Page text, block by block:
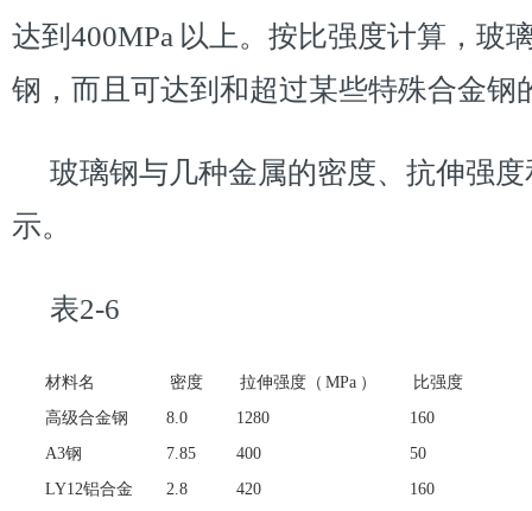
达到400MPa 以上。按比强度计算，玻
钢，而且可达到和超过某些特殊合金钢
玻璃钢与几种金属的密度、抗伸强
示。
表2-6
材料名 密度 拉伸强度（ MPa ）
比强度
高级合金钢
8.0 1280
160
A3钢
7.85 400
50
LY12铝合金
2.8 420
160